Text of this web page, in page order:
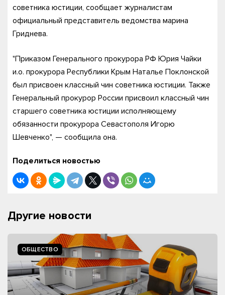
советника юстиции, сообщает журналистам
официальный представитель ведомства марина
Гриднева.
"Приказом Генерального прокурора РФ Юрия Чайки
и.о. прокурора Республики Крым Наталье Поклонской
был присвоен классный чин советника юстиции. Также
Генеральный прокурор России присвоил классный чин
старшего советника юстиции исполняющему
обязанности прокурора Севастополя Игорю
Шевченко", — сообщила она.
Поделиться новостью
Другие новости
ОБЩЕСТВО